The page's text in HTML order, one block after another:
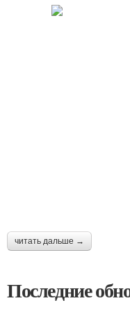
читать дальше →
Последние